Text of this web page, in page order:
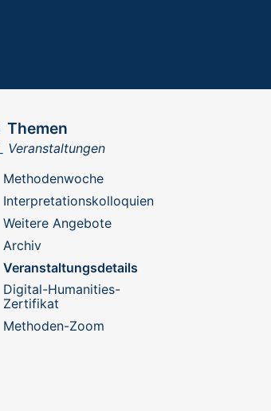
Themen
Veranstaltungen
Methodenwoche
Interpretationskolloquien
Weitere Angebote
Archiv
Veranstaltungsdetails
Digital-Humanities-
Zertifikat
Methoden-Zoom